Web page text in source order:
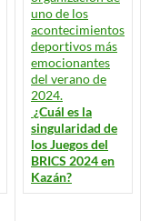
¿Cuál es la
singularidad de
los Juegos del
BRICS 2024 en
Kazán?